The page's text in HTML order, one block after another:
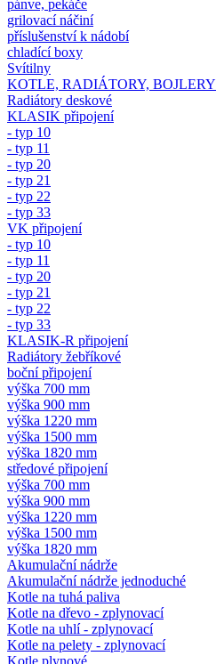
pánve, pekáče
grilovací náčiní
příslušenství k nádobí
chladící boxy
Svítilny
KOTLE, RADIÁTORY, BOJLERY
Radiátory deskové
KLASIK připojení
- typ 10
- typ 11
- typ 20
- typ 21
- typ 22
- typ 33
VK připojení
- typ 10
- typ 11
- typ 20
- typ 21
- typ 22
- typ 33
KLASIK-R připojení
Radiátory žebříkové
boční připojení
výška 700 mm
výška 900 mm
výška 1220 mm
výška 1500 mm
výška 1820 mm
středové připojení
výška 700 mm
výška 900 mm
výška 1220 mm
výška 1500 mm
výška 1820 mm
Akumulační nádrže
Akumulační nádrže jednoduché
Kotle na tuhá paliva
Kotle na dřevo - zplynovací
Kotle na uhlí - zplynovací
Kotle na pelety - zplynovací